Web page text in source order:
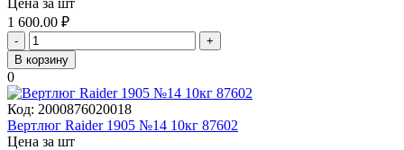
1 600.00 ₽
-
+
В корзину
0
Код: 2000876020018
Вертлюг Raider 1905 №14 10кг 87602
Цена за шт